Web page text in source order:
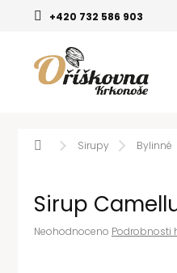
+420 732 586 903
DomůSirupy Bylinné
Sirup
Průměrné
Neohodnoceno Podrobnosti